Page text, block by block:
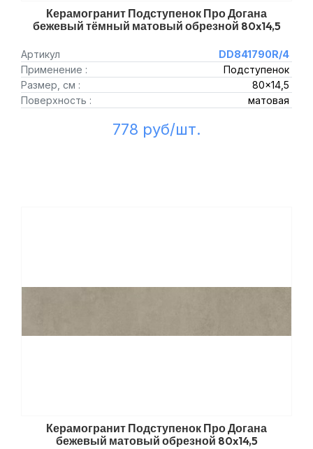
Керамогранит Подступенок Про Догана
бежевый тёмный матовый обрезной 80x14,5
Артикул
DD841790R/4
Применение :
Подступенок
Размер, см :
80x14,5
Поверхность :
матовая
778 руб/шт.
Керамогранит Подступенок Про Догана
бежевый матовый обрезной 80x14,5